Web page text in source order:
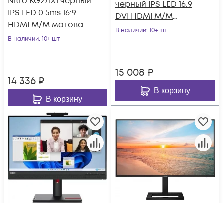
IPS LED 0.5ms 16:9
HDMI M/M матовая
250cd 178гр/178гр
В наличии: 10+ шт
14 336 ₽
В корзину
черный IPS LED 16:9
DVI HDMI M/M
матовая HAS Piv
В наличии: 10+ шт
15 008 ₽
В корзину